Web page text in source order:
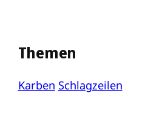
Themen
Karben Schlagzeilen